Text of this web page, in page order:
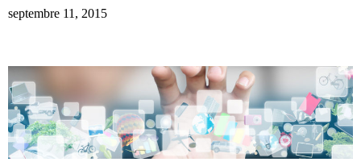
septembre 11, 2015